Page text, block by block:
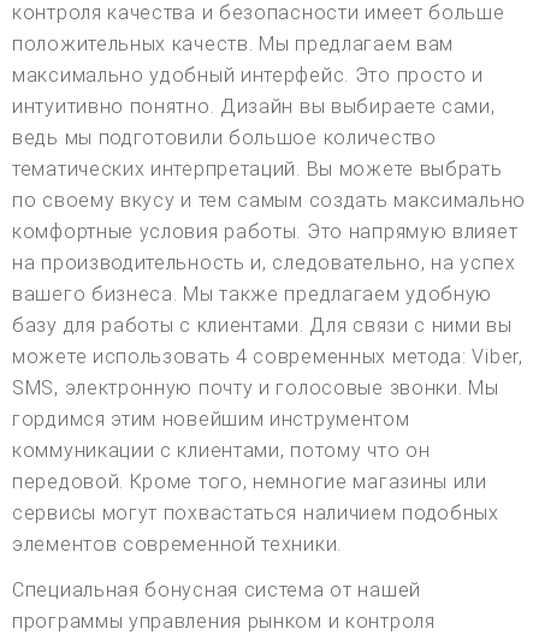
контроля качества и безопасности имеет больше
положительных качеств. Мы предлагаем вам
максимально удобный интерфейс. Это просто и
интуитивно понятно. Дизайн вы выбираете сами,
ведь мы подготовили большое количество
тематических интерпретаций. Вы можете выбрать
по своему вкусу и тем самым создать максимально
комфортные условия работы. Это напрямую влияет
на производительность и, следовательно, на успех
вашего бизнеса. Мы также предлагаем удобную
базу для работы с клиентами. Для связи с ними вы
можете использовать 4 современных метода: Viber,
SMS, электронную почту и голосовые звонки. Мы
гордимся этим новейшим инструментом
коммуникации с клиентами, потому что он
передовой. Кроме того, немногие магазины или
сервисы могут похвастаться наличием подобных
элементов современной техники.
Специальная бонусная система от нашей
программы управления рынком и контроля